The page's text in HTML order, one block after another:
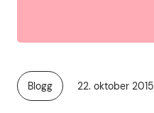
Kategori:
Blogg Publisert
22. oktober 2015